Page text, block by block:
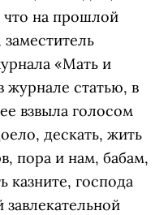
что на прошлой
«Мать и
журнале статью, в
взвыла голосом
дескать, жить
пора и нам, бабам,
казните, господа